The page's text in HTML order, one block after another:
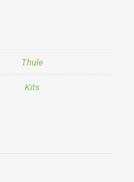
Thule
Kits